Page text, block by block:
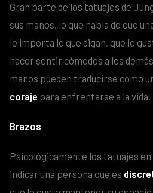
Gran parte de los tatuajes de
sus manos, lo que habla de que
le importa lo que digan, que le
hacer sentir cómodos a los
manos pueden traducirse como
coraje para enfrentarse a la vida.
Brazos
Psicológicamente los tatuajes
indicar una persona que es